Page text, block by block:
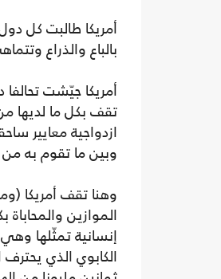
أمريكا طالبت كل
بالباع والذراع
أمريكا جيّشت
تقف بكل ما لديها
ازدواجية معايير
وبين ما تقوم به من
وهنا تقف أمريكا
الموازين
إنسانية تمثّلها
الكابوي الذي